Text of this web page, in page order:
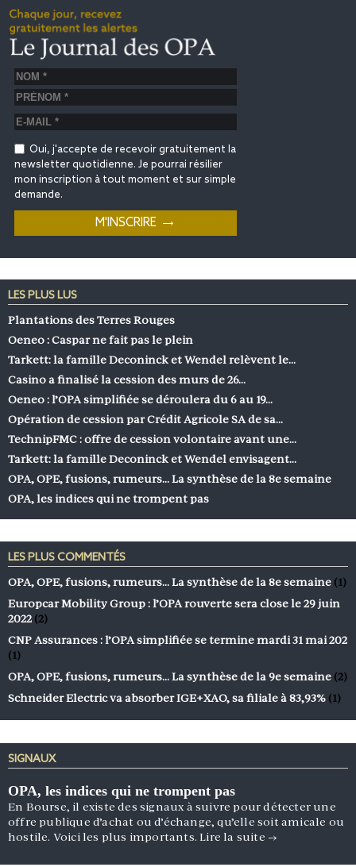
Oui, j'accepte de recevoir gratuitement la
newsletter quotidienne. Je pourrai résilier
mon inscription à tout moment et sur simple
demande.
LES PLUS LUS
Plantations des Terres Rouges
Oeneo : Caspar ne fait pas le plein
Tarkett: la famille Deconinck et Wendel relèvent le…
Casino a finalisé la cession des murs de 26…
Oeneo : l’OPA simplifiée se déroulera du 6 au 19…
Opération de cession par Crédit Agricole SA de sa…
TechnipFMC : offre de cession volontaire avant une…
Tarkett: la famille Deconinck et Wendel envisagent…
OPA, OPE, fusions, rumeurs… La synthèse de la 8e semaine
OPA, les indices qui ne trompent pas
LES PLUS COMMENTÉS
OPA, OPE, fusions, rumeurs… La synthèse de la 8e semaine (1)
Europcar Mobility Group : l’OPA rouverte sera close le 29 juin
2022 (2)
CNP Assurances : l’OPA simplifiée se termine mardi 31 mai 202
(1)
OPA, OPE, fusions, rumeurs… La synthèse de la 9e semaine (2)
Schneider Electric va absorber IGE+XAO, sa filiale à 83,93% (1)
SIGNAUX
OPA, les indices qui ne trompent pas
En Bourse, il existe des signaux à suivre pour détecter une
offre publique d’achat ou d’échange, qu’elle soit amicale ou
hostile. Voici les plus importants.Lire la suite →